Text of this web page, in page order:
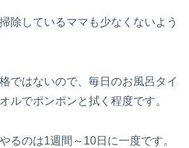
除しているママも少なくないよう
ではないので、毎日のお風呂タイ
ルでポンポンと拭く程度です。
るのは1週間～10日に一度です。